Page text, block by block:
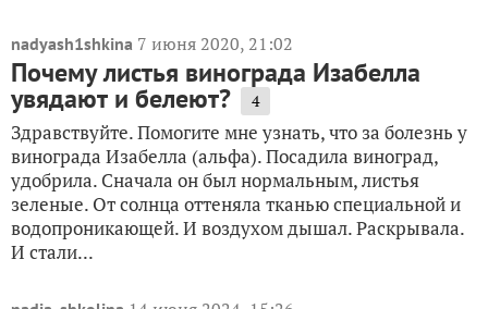
nadyash1shkina 7 июня 2020, 21:02
Почему листья винограда Изабелла
увядают и белеют? 4
Здравствуйте. Помогите мне узнать, что за болезнь у
винограда Изабелла (альфа). Посадила виноград,
удобрила. Сначала он был нормальным, листья
зеленые. От солнца оттеняла тканью специальной и
водопроникающей. И воздухом дышал. Раскрывала.
И стали...